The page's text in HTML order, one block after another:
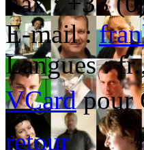
E-mail :
Langues :
VCardpour
retour